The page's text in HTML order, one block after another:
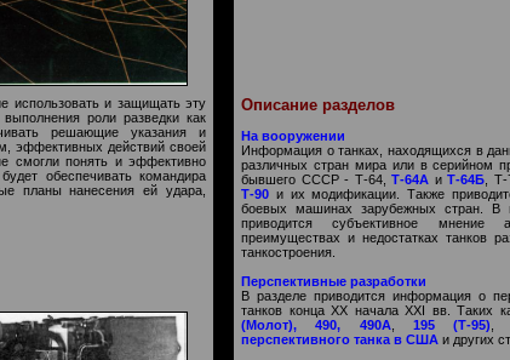
использовать и защищать эту
роли разведки как
решающие указания и
эффективных действий своей
смогли понять и эффективно
обеспечивать командира
планы нанесения ей удара,
Описание разделов
На вооружении
Информация о танках, находящихся в
различных стран мира или в серийном
бывшего СССР - Т-64, Т-64А и Т-64Б ,
Т-90 и их модификации. Также
боевых машинах зарубежных стран. В
приводится субъективное мнение
преимуществах и недостатках танков
танкостроения.
Перспективные разработки
В разделе приводится информация о
танков конца XX начала XXI вв. Таких
(Молот), 490, 490А
195 (Т-95)
перспективного танка в США и других